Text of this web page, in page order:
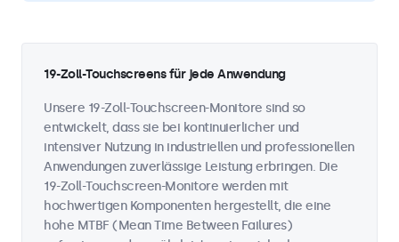
19-Zoll-Touchscreens für jede Anwendung
Unsere 19-Zoll-Touchscreen-Monitore sind so
entwickelt, dass sie bei kontinuierlicher und
intensiver Nutzung in industriellen und professionellen
Anwendungen zuverlässige Leistung erbringen. Die
19-Zoll-Touchscreen-Monitore werden mit
hochwertigen Komponenten hergestellt, die eine
hohe MTBF (Mean Time Between Failures)